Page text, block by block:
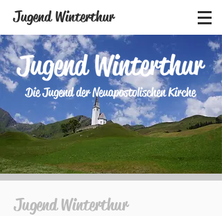
Jugend Winterthur
Jugend Winterthur